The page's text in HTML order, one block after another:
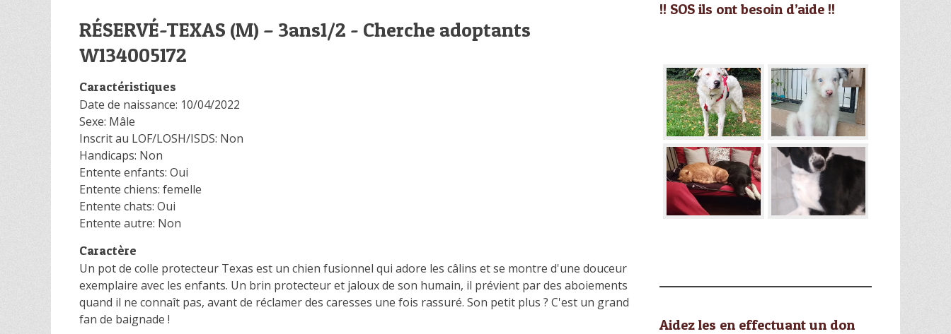
RÉSERVÉ-TEXAS (M) – 3ans1/2 - Cherche adoptants
W134005172
Caractéristiques
Date de naissance: 10/04/2022
Sexe: Mâle
Inscrit au LOF/LOSH/ISDS: Non
Handicaps: Non
Entente enfants: Oui
Entente chiens: femelle
Entente chats: Oui
Entente autre: Non
Caractère
Un pot de colle protecteur Texas est un chien fusionnel qui adore les câlins et se montre d'une douceur
exemplaire avec les enfants. Un brin protecteur et jaloux de son humain, il prévient par des aboiements
quand il ne connaît pas, avant de réclamer des caresses une fois rassuré. Son petit plus ? C'est un grand
fan de baignade !
!! SOS ils ont besoin d’aide !!
Aidez les en effectuant un don